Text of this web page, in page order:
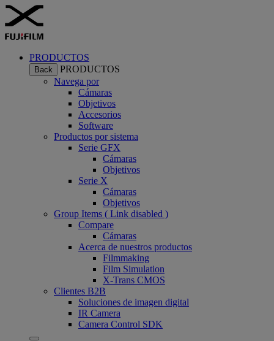
PRODUCTOS
Back
PRODUCTOS
Navega por
Cámaras
Objetivos
Accesorios
Software
Productos por sistema
Serie GFX
Cámaras
Objetivos
Serie X
Cámaras
Objetivos
Group Items ( Link disabled )
Compare
Cámaras
Acerca de nuestros productos
Filmmaking
Film Simulation
X-Trans CMOS
Clientes B2B
Soluciones de imagen digital
IR Camera
Camera Control SDK